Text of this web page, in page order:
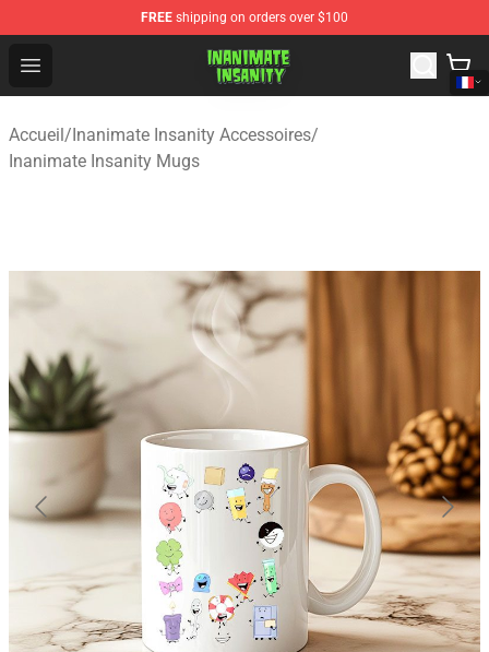
FREE shipping on orders over $100
Open menu
Inanimate Insanity Store - Official Inanimate Insanity
Accueil/Inanimate Insanity Accessoires/
Inanimate Insanity Mugs